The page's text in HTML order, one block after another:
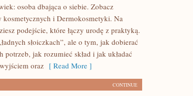
osoba dbająca o siebie. Zobacz
kosmetycznych i Dermokosmetyki. Na
podejście, które łączy urodę z praktyką.
słoiczkach”, ale o tym, jak dobierać
jak rozumieć skład i jak układać
oraz [ Read More ]
CONTINUE